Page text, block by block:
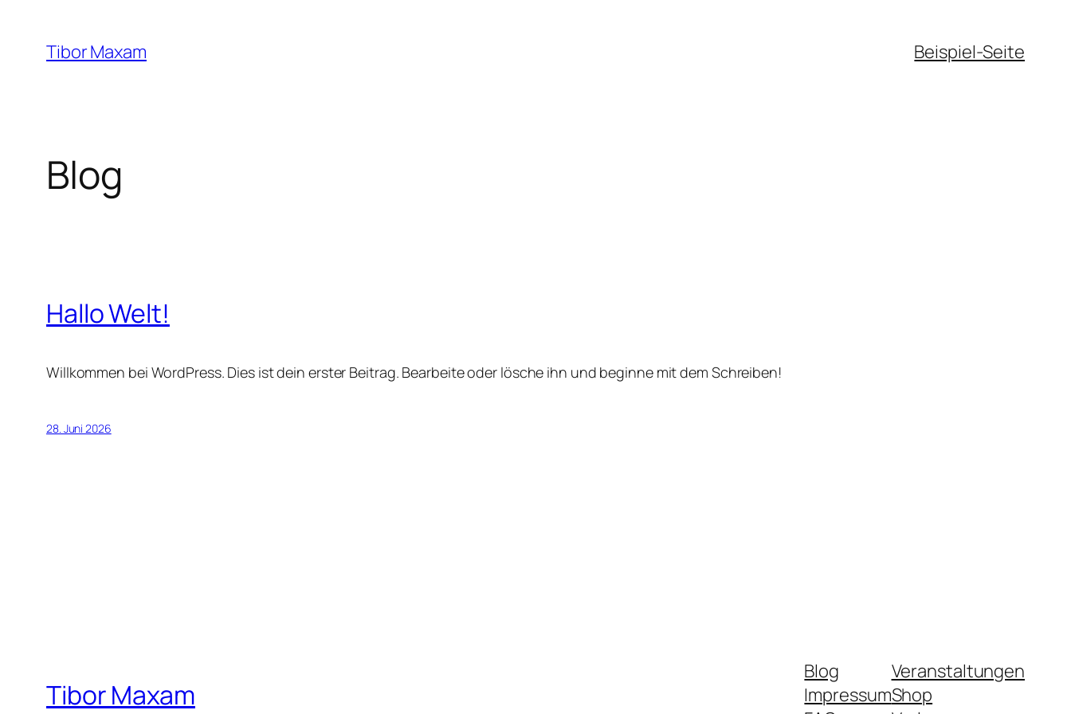
Inhalt
springen
Tibor Maxam Beispiel-Seite
Blog
Hallo Welt!
Willkommen bei WordPress. Dies ist dein erster Beitrag. Bearbeite oder lösche ihn und beginne mit dem Schreiben!
28. Juni 2026
Tibor Maxam
Blog
Impressum
Veranstaltungen
Shop